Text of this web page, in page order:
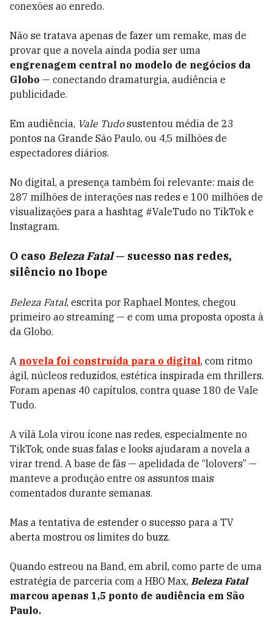
conexões ao enredo.
Não se tratava apenas de fazer um remake, mas de
provar que a novela ainda podia ser uma
engrenagem central no modelo de negócios da
Globo — conectando dramaturgia, audiência e
publicidade.
Em audiência, Vale Tudosustentou média de 23
pontos na Grande São Paulo, ou 4,5 milhões de
espectadores diários.
No digital, a presença também foi relevante: mais de
287 milhões de interações nas redes e 100 milhões de
visualizações para a hashtag #ValeTudo no TikTok e
Instagram.
O caso Beleza Fatal— sucesso nas redes,
silêncio no Ibope
Beleza Fatal, escrita por Raphael Montes, chegou
primeiro ao streaming — e com uma proposta oposta à
da Globo.
A novela foi construída para o digital, com ritmo
ágil, núcleos reduzidos, estética inspirada em thrillers.
Foram apenas 40 capítulos, contra quase 180 de Vale
Tudo.
A vilã Lola virou ícone nas redes, especialmente no
TikTok, onde suas falas e looks ajudaram a novela a
virar trend. A base de fãs — apelidada de “lolovers” —
manteve a produção entre os assuntos mais
comentados durante semanas.
Mas a tentativa de estender o sucesso para a TV
aberta mostrou os limites do buzz.
Quando estreou na Band, em abril, como parte de uma
estratégia de parceria com a HBO Max, Beleza Fatal
marcou apenas 1,5 ponto de audiência em São
Paulo.